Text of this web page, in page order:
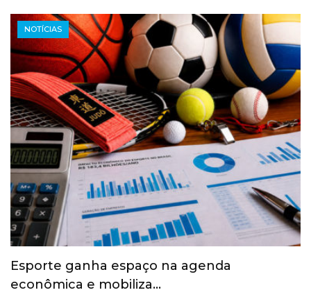
NOTÍCIAS
Esporte ganha espaço na agenda
econômica e mobiliza…